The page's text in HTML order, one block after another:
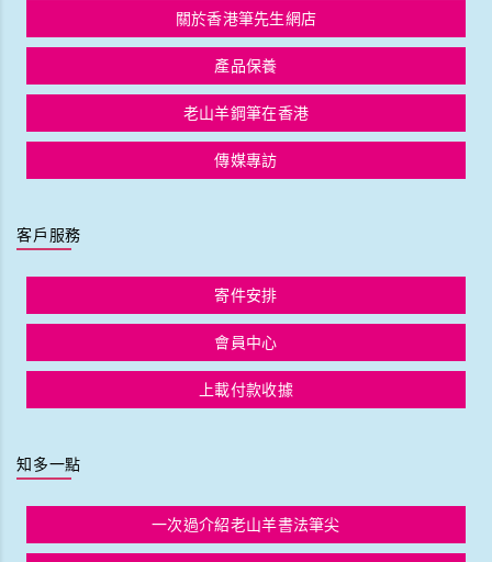
關於香港筆先生網店
產品保養
老山羊鋼筆在香港
傳媒專訪
客戶服務
寄件安排
會員中心
上載付款收據
知多一點
一次過介紹老山羊書法筆尖